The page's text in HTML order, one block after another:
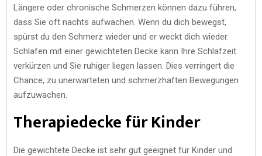
Längere oder chronische Schmerzen können dazu führen,
dass Sie oft nachts aufwachen. Wenn du dich bewegst,
spürst du den Schmerz wieder und er weckt dich wieder.
Schlafen mit einer gewichteten Decke kann Ihre Schlafzeit
verkürzen und Sie ruhiger liegen lassen. Dies verringert die
Chance, zu unerwarteten und schmerzhaften Bewegungen
aufzuwachen.
Therapiedecke für Kinder
Die gewichtete Decke ist sehr gut geeignet für Kinder und